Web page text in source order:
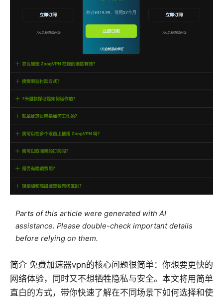
Parts of this article were generated with AI
assistance. Please double-check important details
before relying on them.
简介 免费加速器vpn的核心问题很简单：你想要更快的
网络体验，同时又不想牺牲隐私与安全。本文将用简单
直白的方式，带你快速了解在不同场景下如何选择和使